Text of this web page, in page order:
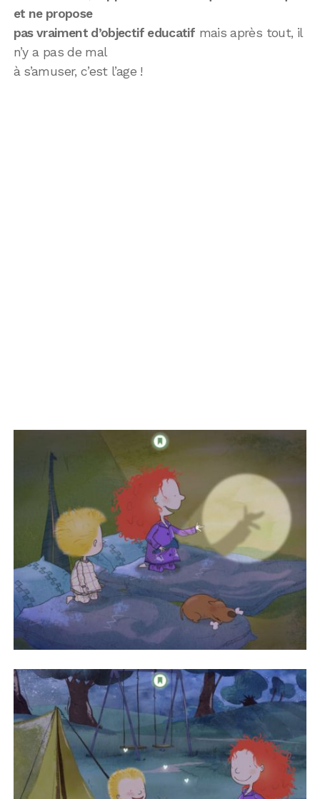
et ne propose
pas vraiment d’objectif educatif mais après tout, il
n’y a pas de mal
à s’amuser, c’est l’age !